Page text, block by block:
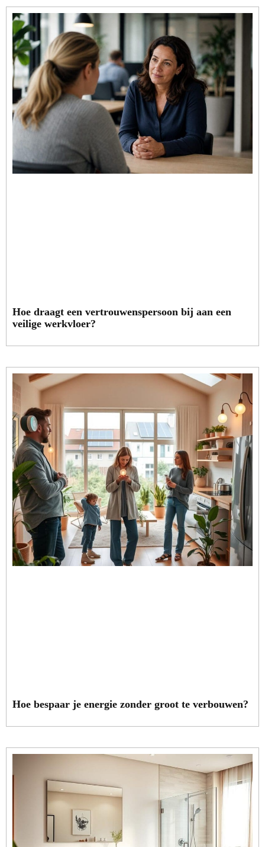
Hoe draagt een vertrouwenspersoon bij aan een
veilige werkvloer?
Hoe bespaar je energie zonder groot te verbouwen?